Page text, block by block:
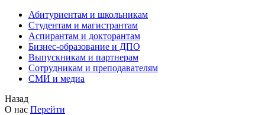
Абитуриентам и школьникам
Студентам и магистрантам
Аспирантам и докторантам
Бизнес-образование и ДПО
Выпускникам и партнерам
Сотрудникам и преподавателям
СМИ и медиа
Назад
О нас Перейти